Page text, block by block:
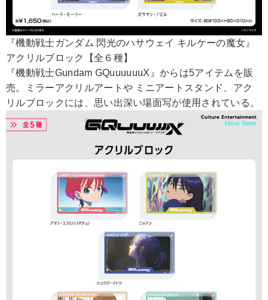
『機動戦士ガンダム 閃光のハサウェイ キルケーの魔女』
アクリルブロック【全６種】
『機動戦士Gundam GQuuuuuuX』からは5アイテムを販
売。ミラーアクリルアートや ミニアートスタンド、アク
リルブロックには、思い出深い場面写が使用されている。